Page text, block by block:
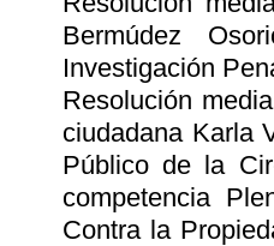
Bermúdez
Investigación
Resolución
ciudadana Karla
Público de la
competencia
Contra la